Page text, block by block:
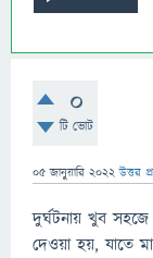
0
টি ভোট
05 জানুয়ারি 2022 উত্তর
দুর্ঘটনায় খুব সহজে
দেওয়া হয়, যাতে